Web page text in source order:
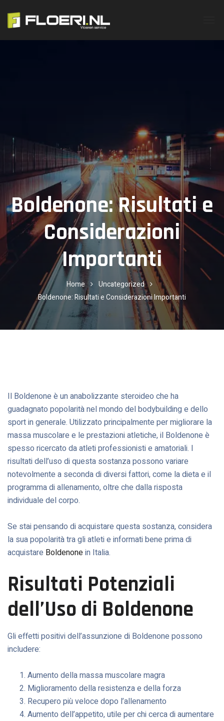
Boldenone: Risultati e
Considerazioni
Importanti
Home
Uncategorized
Boldenone: Risultati e Considerazioni Importanti
Il Boldenone è un anabolizzante steroideo che ha
guadagnato popolarità nel mondo del bodybuilding e dello
sport in generale. Utilizzato principalmente per migliorare la
massa muscolare e le prestazioni atletiche, il Boldenone è
spesso ricercato da atleti professionisti e amatoriali. I
risultati dell’uso di questa sostanza possono variare
notevolmente a seconda di diversi fattori, come la dieta e il
programma di allenamento, oltre che dalla risposta
individuale del corpo.
Se stai pensando di acquistare questa sostanza, considera
la sua popolarità tra gli atleti e informati bene prima di
acquistare Boldenonein Italia.
Risultati Potenziali
dell’Uso di Boldenone
Gli effetti positivi dell’assunzione di Boldenone possono
includere:
Aumento della massa muscolare magra
Miglioramento della resistenza e della forza
Recupero più veloce dopo l’allenamento
Aumento dell’appetito, utile per chi cerca di aumentare